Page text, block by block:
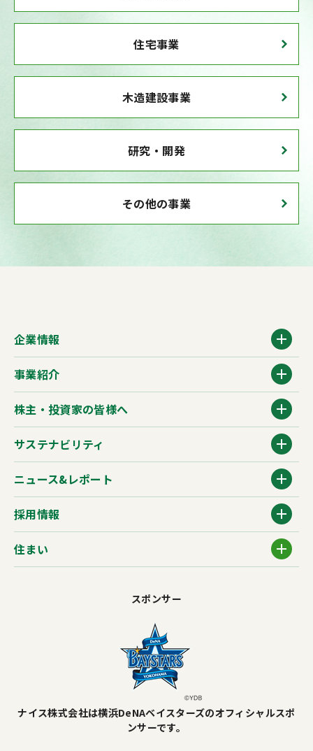
住宅事業
木造建設事業
研究・開発
その他の事業
スポンサー
ナイス株式会社は横浜DeNAベイスターズのオフィシャルスポ
ンサーです。
企業情報
事業紹介
株主・投資家の皆様へ
サステナビリティ
ニュース&レポート
採用情報
住まい